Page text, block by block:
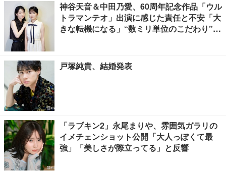
神谷天音＆中田乃愛、60周年記念作品「ウル
トラマンテオ」出演に感じた責任と不安「大
きな転機になる」“数ミリ単位のこだわり”特
戸塚純貴、結婚発表
「ラブキン2」永尾まりや、雰囲気ガラリの
イメチェンショット公開「大人っぽくて最
強」「美しさが際立ってる」と反響